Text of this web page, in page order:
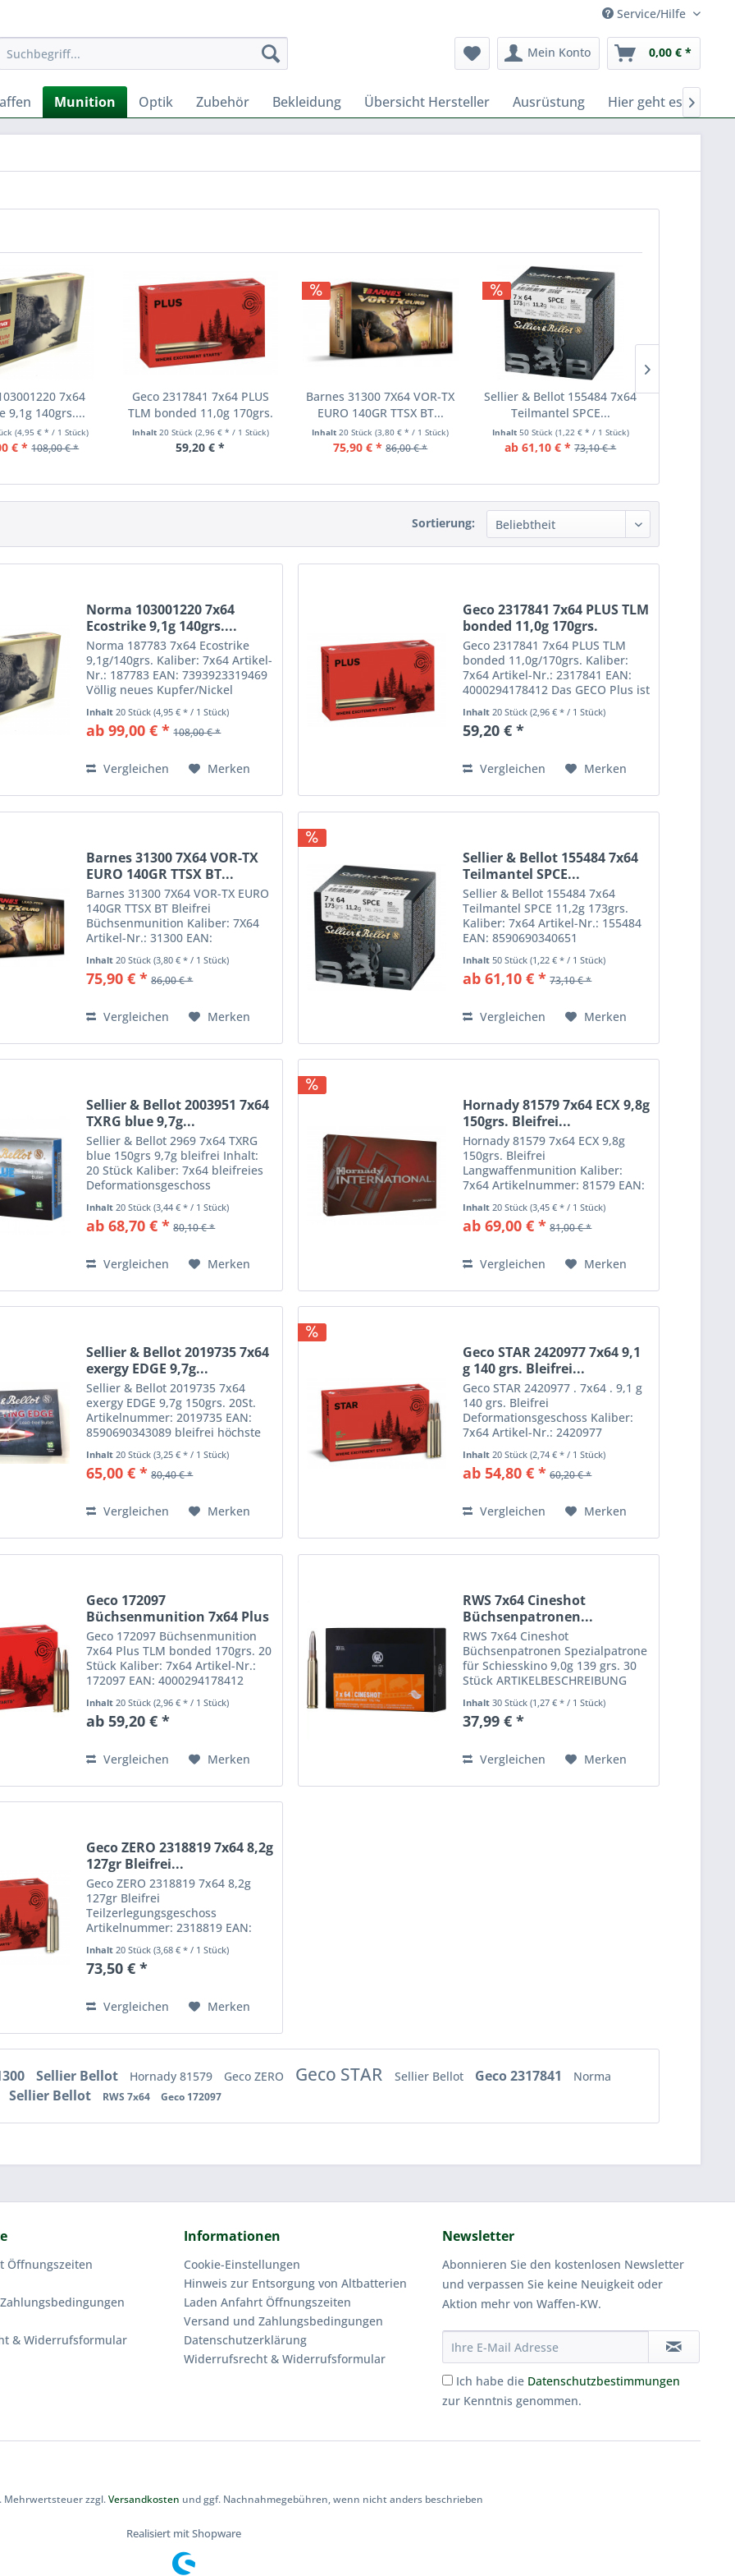
Service/Hilfe
Mein Konto 0,00 € *
Munition Optik Zubehör Bekleidung Übersicht Hersteller Ausrüstung Hier geht es zu

7x64
9,1g 140grs....
(4,95 € * / 1 Stück)
€ * 108,00 € *
Geco 2317841 7x64 PLUS
TLM bonded 11,0g 170grs.
Inhalt 20 Stück (2,96 € * / 1 Stück)
59,20 € *
Barnes 31300 7X64 VOR-TX
EURO 140GR TTSX BT...
Inhalt20 Stück(3,80 € * / 1 Stück)
75,90 € * 86,00 € *
Sellier & Bellot 155484 7x64
Teilmantel SPCE...
Inhalt 50 Stück (1,22 € * / 1 Stück)
ab 61,10 € * 73,10 € *
Sortierung:
Norma 103001220 7x64
Ecostrike 9,1g 140grs....
Norma 187783 7x64 Ecostrike
9,1g/140grs. Kaliber: 7x64 Artikel-
Nr.: 187783 EAN: 7393923319469
Völlig neues Kupfer/Nickel
dem vollen Material gedreht.
Boattail-Heck für einen höheren
Inhalt20 Stück(4,95 € * / 1 Stück)
ab 99,00 € * 108,00 € *
Vergleichen Merken
Geco 2317841 7x64 PLUS TLM
bonded 11,0g 170grs.
Geco 2317841 7x64 PLUS TLM
bonded 11,0g/170grs. Kaliber:
7x64 Artikel-Nr.: 2317841 EAN:
4000294178412 Das GECO Plus ist
neuesten Stand. Die Bonding-
Technologie, also die extrem
Inhalt20 Stück(2,96 € * / 1 Stück)
59,20 € *
Vergleichen Merken
Barnes 31300 7X64 VOR-TX
EURO 140GR TTSX BT...
Barnes 31300 7X64 VOR-TX EURO
140GR TTSX BT Bleifrei
Büchsenmunition Kaliber: 7X64
Artikel-Nr.: 31300 EAN:
präzisionsgeladen mit den
ehrwürdigen bleifreien Barnes-
und entspricht...
Inhalt 20 Stück(3,80 € * / 1 Stück)
75,90 € * 86,00 € *
Vergleichen Merken
Sellier & Bellot 155484 7x64
Teilmantel SPCE...
Sellier & Bellot 155484 7x64
Teilmantel SPCE 11,2g 173grs.
Kaliber: 7x64 Artikel-Nr.: 155484
EAN: 8590690340651
Teilmantelgeschoss und
Schnittkante (cutted edge). Die
Schnitthaare am...
Inhalt 50 Stück(1,22 € * / 1 Stück)
ab 61,10 € * 73,10 € *
Vergleichen Merken
Sellier & Bellot 2003951 7x64
TXRG blue 9,7g...
Sellier & Bellot 2969 7x64 TXRG
blue 150grs 9,7g bleifrei Inhalt:
20 Stück Kaliber: 7x64 bleifreies
Deformationsgeschoss
maximale Energieabgabe Artikel
2003951 / 2969 EAN:
Kupfer...
Inhalt20 Stück(3,44 € * / 1 Stück)
ab 68,70 € * 80,10 € *
Vergleichen Merken
Hornady 81579 7x64 ECX 9,8g
150grs. Bleifrei...
Hornady 81579 7x64 ECX 9,8g
150grs. Bleifrei
Langwaffenmunition Kaliber:
7x64 Artikelnummer: 81579 EAN:
Geschoss (Extreme Copper Alloy
eXpanding) von Hornady ist die
monolithischen...
Inhalt20 Stück(3,45 € * / 1 Stück)
ab 69,00 € * 81,00 € *
Vergleichen Merken
Sellier & Bellot 2019735 7x64
exergy EDGE 9,7g...
Sellier & Bellot 2019735 7x64
exergy EDGE 9,7g 150grs. 20St.
Artikelnummer: 2019735 EAN:
8590690343089 bleifrei höchste
Scharfrand (CE – Cutting EDGE)
sehr gute Stoppwirkung Bleifreie
Inhalt20 Stück(3,25 € * / 1 Stück)
65,00 € * 80,40 € *
Vergleichen Merken
Geco STAR 2420977 7x64 9,1
g 140 grs. Bleifrei...
Geco STAR 2420977 . 7x64 . 9,1 g
140 grs. Bleifrei
Deformationsgeschoss Kaliber:
7x64 Artikel-Nr.: 2420977
Deformationsgeschoss Sichere
Deformation auf alle
Hohlspitzkonstruktion Hohe...
Inhalt20 Stück(2,74 € * / 1 Stück)
ab 54,80 € * 60,20 € *
Vergleichen Merken
Geco 172097
Büchsenmunition 7x64 Plus
TLM...
Geco 172097 Büchsenmunition
7x64 Plus TLM bonded 170grs. 20
Stück Kaliber: 7x64 Artikel-Nr.:
172097 EAN: 4000294178412
Verbundkerngeschoss sauberes
Wildbret hohes Restgewicht Das
Geschosstechnologie auf...
Inhalt 20 Stück(2,96 € * / 1 Stück)
ab 59,20 € *
Vergleichen Merken
RWS 7x64 Cineshot
Büchsenpatronen...
RWS 7x64 Cineshot
Büchsenpatronen Spezialpatrone
für Schiesskino 9,0g 139 grs. 30
Stück ARTIKELBESCHREIBUNG
hervorragende Performance
Super Clean Technologie für
CINESHOT...
Inhalt30 Stück(1,27 € * / 1 Stück)
37,99 € *
Vergleichen Merken
Geco ZERO 2318819 7x64 8,2g
127gr Bleifrei...
Geco ZERO 2318819 7x64 8,2g
127gr Bleifrei
Teilzerlegungsgeschoss
Artikelnummer: 2318819 EAN:
Teilzerlegungsgeschoss für alle
Wildarten Hochinnovatives
Zinnkernen
Hohlspitzkonstruktion für...
Inhalt20 Stück(3,68 € * / 1 Stück)
73,50 € *
Vergleichen Merken
Sellier Bellot Hornady 81579 Geco ZERO Geco STAR Sellier Bellot Geco 2317841
Norma
Sellier Bellot RWS 7x64 Geco 172097
Öffnungszeiten
& Widerrufsformular
Informationen
Cookie-Einstellungen
Hinweis zur Entsorgung von Altbatterien
Laden Anfahrt Öffnungszeiten
Versand und Zahlungsbedingungen
Datenschutzerklärung
Widerrufsrecht & Widerrufsformular
Newsletter
Abonnieren Sie den kostenlosen Newsletter
und verpassen Sie keine Neuigkeit oder
Aktion mehr von Waffen-KW.
Ich habe die Datenschutzbestimmungen
zur Kenntnis genommen.
Mehrwertsteuer zzgl.Versandkosten und ggf. Nachnahmegebühren, wenn nicht anders beschrieben
Realisiert mit Shopware